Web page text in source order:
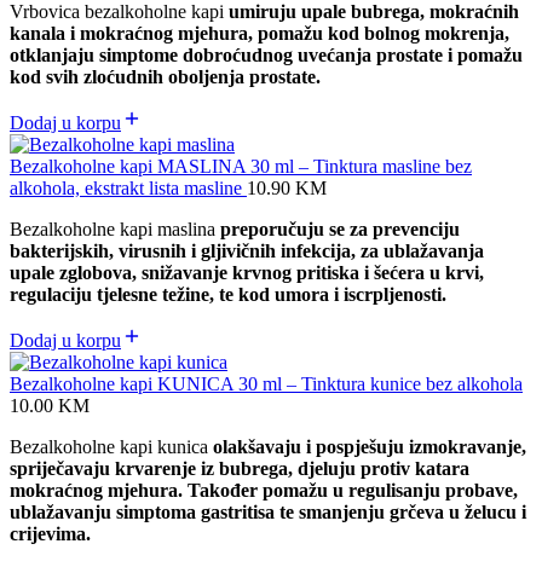
Vrbovica bezalkoholne kapi umiruju upale bubrega, mokraćnih
kanala i mokraćnog mjehura, pomažu kod bolnog mokrenja,
otklanjaju simptome dobroćudnog uvećanja prostate i pomažu
kod svih zloćudnih oboljenja prostate.
Dodaj u korpu
Bezalkoholne kapi MASLINA 30 ml – Tinktura masline bez
alkohola, ekstrakt lista masline 10.90 KM
Bezalkoholne kapi maslina preporučuju se za prevenciju
bakterijskih, virusnih i gljivičnih infekcija, za ublažavanja
upale zglobova, snižavanje krvnog pritiska i šećera u krvi,
regulaciju tjelesne težine, te kod umora i iscrpljenosti.
Dodaj u korpu
Bezalkoholne kapi KUNICA 30 ml – Tinktura kunice bez alkohola
10.00 KM
Bezalkoholne kapi kunica olakšavaju i pospješuju izmokravanje,
spriječavaju krvarenje iz bubrega, djeluju protiv katara
mokraćnog mjehura. Također pomažu u regulisanju probave,
ublažavanju simptoma gastritisa te smanjenju grčeva u želucu i
crijevima.